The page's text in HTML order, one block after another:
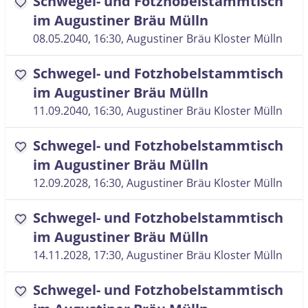
im Augustiner Bräu Mülln
08.05.2040, 16:30, Augustiner Bräu Kloster Mülln
favorite Schwegel- und Fotzhobelstammtisch
im Augustiner Bräu Mülln
11.09.2040, 16:30, Augustiner Bräu Kloster Mülln
favorite Schwegel- und Fotzhobelstammtisch
im Augustiner Bräu Mülln
12.09.2028, 16:30, Augustiner Bräu Kloster Mülln
favorite Schwegel- und Fotzhobelstammtisch
im Augustiner Bräu Mülln
14.11.2028, 17:30, Augustiner Bräu Kloster Mülln
favorite Schwegel- und Fotzhobelstammtisch